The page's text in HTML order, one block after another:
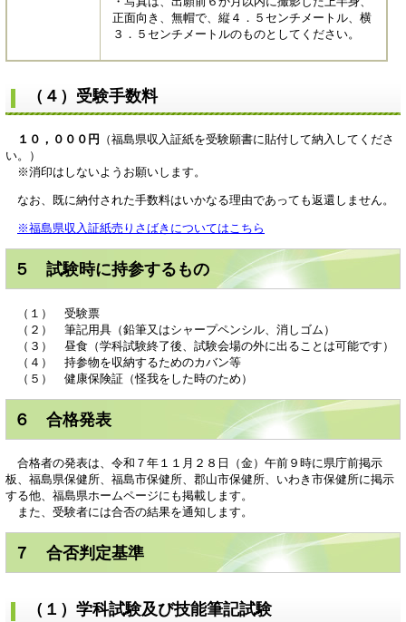
正面向き、無帽で、縦４．５センチメートル、横
３．５センチメートルのものとしてください。
（４）受験手数料
１０，０００円
（福島県収入証紙を受験願書に貼付して納入してくださ
い。）
※消印はしないようお願いします。
なお、既に納付された手数料はいかなる理由であっても返還しません。
※福島県収入証紙売りさばきについてはこちら
５ 試験時に持参するもの
（１） 受験票
（２） 筆記用具（鉛筆又はシャープペンシル、消しゴム）
（３） 昼食（学科試験終了後、試験会場の外に出ることは可能です）
（４） 持参物を収納するためのカバン等
（５） 健康保険証（怪我をした時のため）
６ 合格発表
合格者の発表は、令和７年１１月２８日（金）午前９時に県庁前掲示
板、福島県保健所、福島市保健所、郡山市保健所、いわき市保健所に掲示
する他、福島県ホームページにも掲載します。
また、受験者には合否の結果を通知します。
７ 合否判定基準
（１）学科試験及び技能筆記試験